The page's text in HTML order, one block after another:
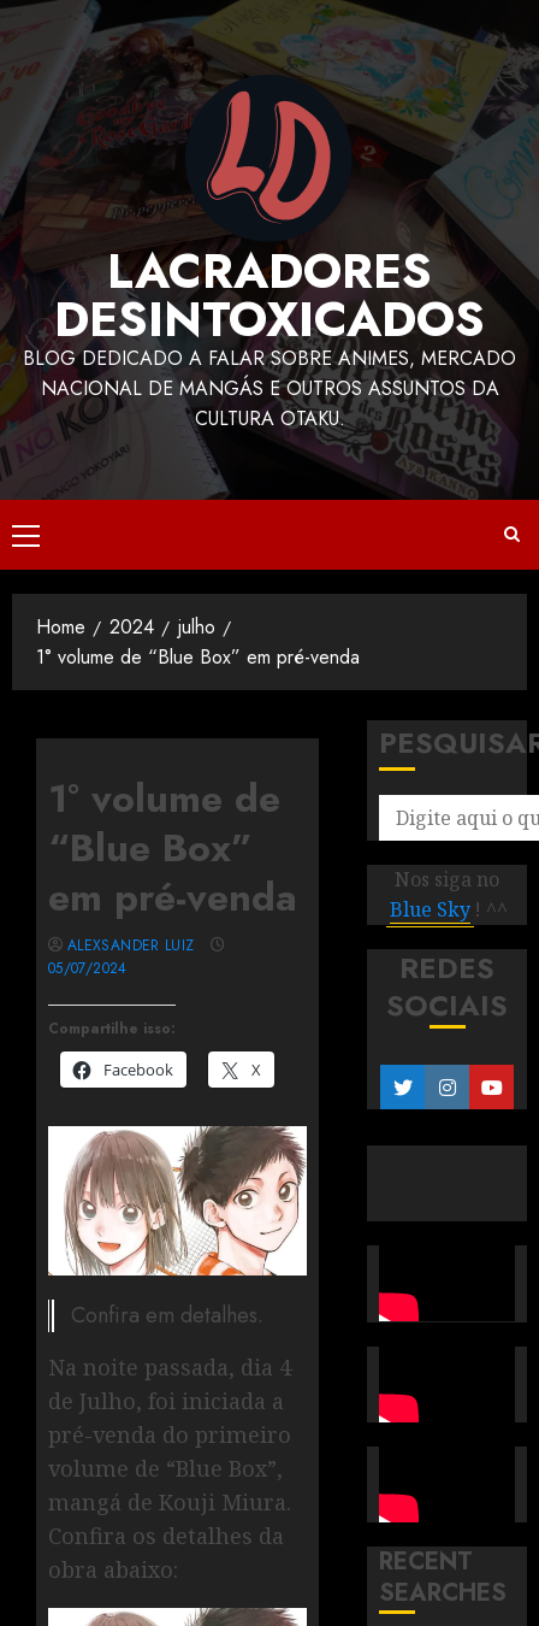
LACRADORES
DESINTOXICADOS
BLOG DEDICADO A FALAR SOBRE ANIMES, MERCADO
NACIONAL DE MANGÁS E OUTROS ASSUNTOS DA
CULTURA OTAKU.
Home 2024
julho
1° volume de “Blue Box” em pré-venda
1° volume de
“Blue Box”
em pré-venda
Compartilhe isso:
Facebook
X
ALEXSANDER LUIZ
05/07/2024
Confira em detalhes.
Na noite passada, dia 4
de Julho, foi iniciada a
pré-venda do primeiro
volume de “Blue Box”,
mangá de Kouji Miura.
Confira os detalhes da
obra abaixo:
Nos siga no
Blue Sky ! ^^
REDES
SOCIAIS
RECENT
SEARCHES